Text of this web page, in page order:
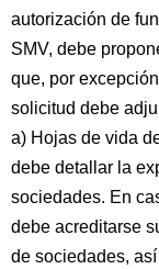
autorización de
SMV, debe
que, por
solicitud debe
a) Hojas de vida
debe detallar la
sociedades. En
debe acreditarse
de sociedades,